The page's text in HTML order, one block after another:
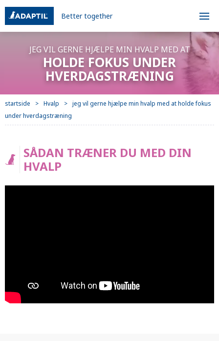
Better together
JEG VIL GERNE HJÆLPE MIN HVALP MED AT
HOLDE FOKUS UNDER
HVERDAGSTRÆNING
startside Hvalp
jeg vil gerne hjælpe min hvalp med at holde fokus
under hverdagstræning
SÅDAN TRÆNER DU MED DIN
HVALP